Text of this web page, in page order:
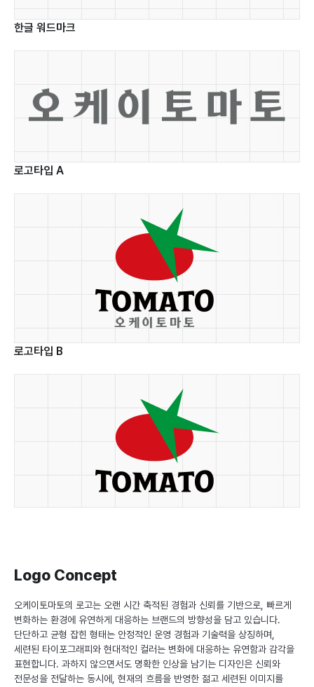
융합
전략
서비스
서비스
한글 워드마크
로고타입 A
로고타입 B
Logo Concept
오케이토마토의 로고는 오랜 시간 축적된 경험과 신뢰를 기반으로, 빠르게
변화하는 환경에 유연하게 대응하는 브랜드의 방향성을 담고 있습니다.
단단하고 균형 잡힌 형태는 안정적인 운영 경험과 기술력을 상징하며,
세련된 타이포그래피와 현대적인 컬러는 변화에 대응하는 유연함과 감각을
표현합니다. 과하지 않으면서도 명확한 인상을 남기는 디자인은 신뢰와
전문성을 전달하는 동시에, 현재의 흐름을 반영한 젊고 세련된 이미지를